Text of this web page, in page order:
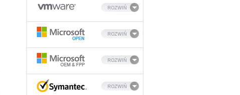
ROZWIŃ
ROZWIŃ
ROZWIŃ
ROZWIŃ